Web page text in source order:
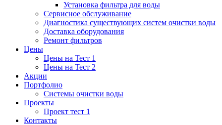
Установка фильтра для воды
Сервисное обслуживание
Диагностика существующих систем очистки воды
Доставка оборудования
Ремонт фильтров
Цены
Цены на Тест 1
Цены на Тест 2
Акции
Портфолио
Системы очистки воды
Проекты
Проект тест 1
Контакты